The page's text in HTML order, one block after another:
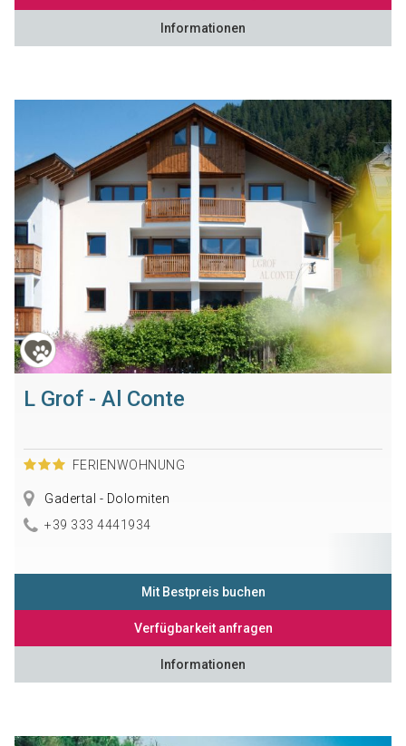
Informationen
L Grof - Al Conte
FERIENWOHNUNG
Gadertal - Dolomiten
+39 333 4441934
Mit Bestpreis buchen
Verfügbarkeit anfragen
Informationen